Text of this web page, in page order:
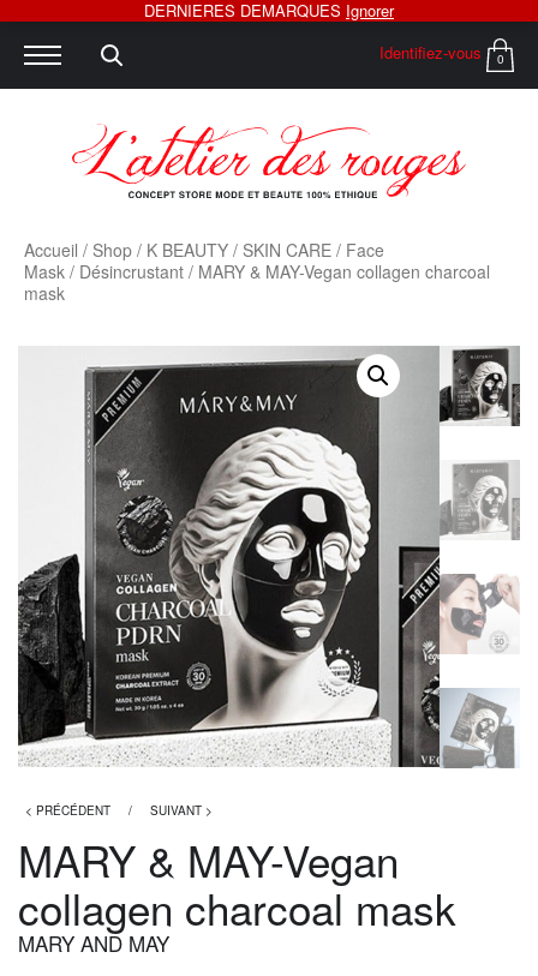
Identifiez-vous 0
Accueil / Shop / K BEAUTY / SKIN CARE / Face
Mask / Désincrustant / MARY & MAY-Vegan collagen charcoal
mask
< PRÉCÉDENT / SUIVANT >
MARY & MAY-Vegan
collagen charcoal mask
MARY AND MAY
DERNIERES DEMARQUES Ignorer